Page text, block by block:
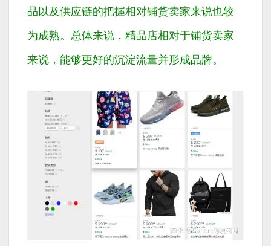
品以及供应链的把握相对铺货卖家来说也较
为成熟。总体来说，精品店相对于铺货卖家
来说，能够更好的沉淀流量并形成品牌。